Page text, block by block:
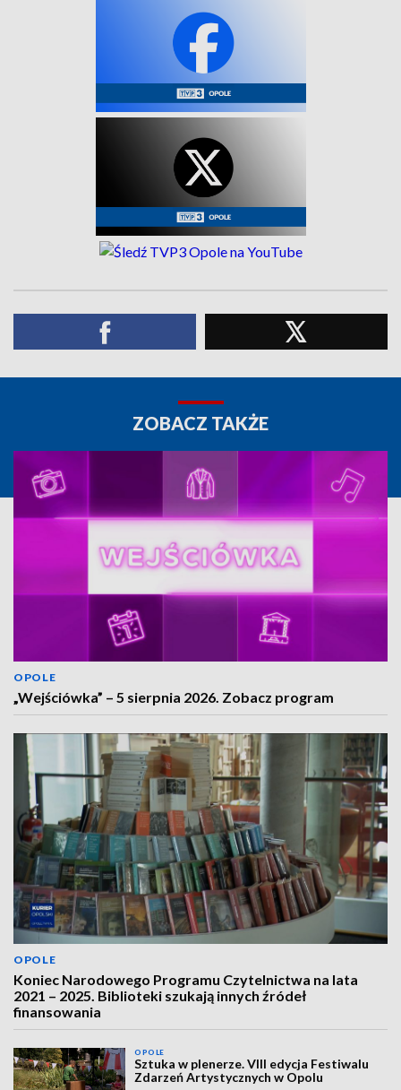
ZOBACZ TAKŻE
OPOLE
„Wejściówka” – 5 sierpnia 2026. Zobacz program
OPOLE
Koniec Narodowego Programu Czytelnictwa na lata
2021 – 2025. Biblioteki szukają innych źródeł
finansowania
OPOLE
Sztuka w plenerze. VIII edycja Festiwalu
Zdarzeń Artystycznych w Opolu